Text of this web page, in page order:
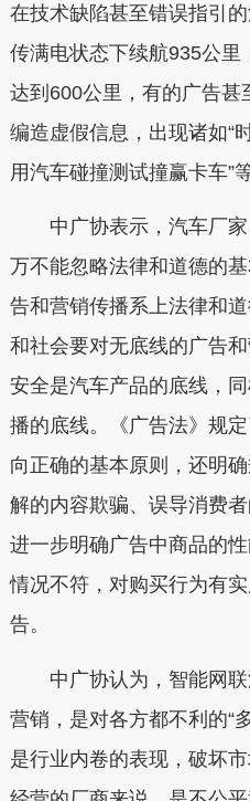
在技术缺陷甚至错误指引
传满电状态下续航935公里
达到600公里，有的广告甚
编造虚假信息，出现诸如“
用汽车碰撞测试撞赢卡车”等
中广协表示，汽车厂家
万不能忽略法律和道德的
告和营销传播系上法律和
和社会要对无底线的广告和
安全是汽车产品的底线，
播的底线。《广告法》规
向正确的基本原则，还明
解的内容欺骗、误导消费
进一步明确广告中商品的
情况不符，对购买行为有
告。
中广协认为，智能网联
营销，是对各方都不利的“
是行业内卷的表现，破坏